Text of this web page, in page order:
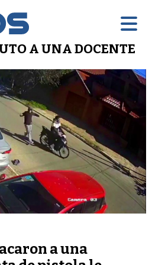
A UNA DOCENTE
a una